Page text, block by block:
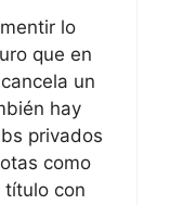
lo
que en
un
hay
privados
como
título con